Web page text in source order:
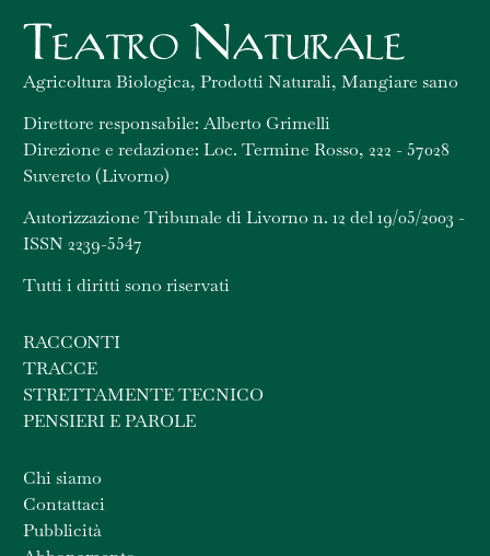
Agricoltura Biologica, Prodotti Naturali, Mangiare sano
Direttore responsabile: Alberto Grimelli
Direzione e redazione: Loc. Termine Rosso, 222 - 57028
Suvereto (Livorno)
Autorizzazione Tribunale di Livorno n. 12 del 19/05/2003 -
ISSN 2239-5547
Tutti i diritti sono riservati
RACCONTI
TRACCE
STRETTAMENTE TECNICO
PENSIERI E PAROLE
Chi siamo
Contattaci
Pubblicità